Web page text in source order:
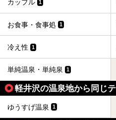
カップル 1
お食事・食事処 1
冷え性 1
単純温泉・単純泉 1
軽井沢の温泉地から同じ
ゆうすげ温泉 1